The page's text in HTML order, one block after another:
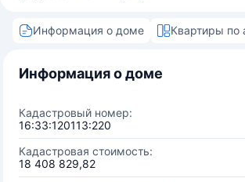
Информация о доме Квартиры по
Информация о доме
Кадастровый номер:
16:33:120113:220
Кадастровая стоимость:
18 408 829,82